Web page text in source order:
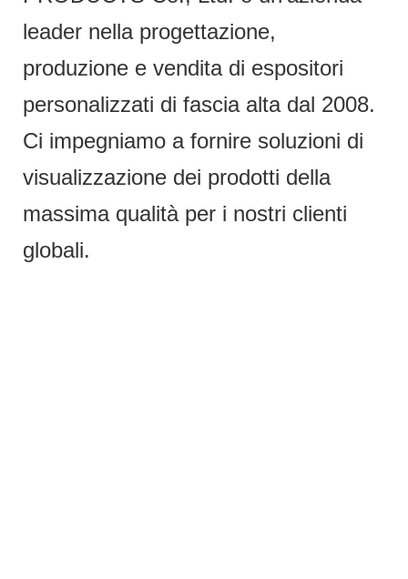
leader nella progettazione,
produzione e vendita di espositori
personalizzati di fascia alta dal 2008.
Ci impegniamo a fornire soluzioni di
visualizzazione dei prodotti della
massima qualità per i nostri clienti
globali.